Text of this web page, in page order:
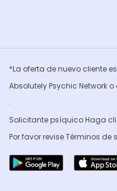
*La oferta de nuevo cliente
Absolutely Psychic Network
.
Solicitante psíquico Haga
Por favor reviseTérminos de